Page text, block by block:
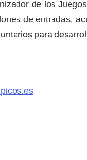
de los
de entradas,
para